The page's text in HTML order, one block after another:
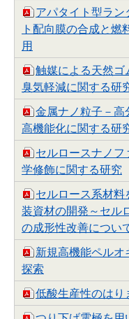
アパタイト型ラン
ト配向膜の合成と燃
用
触媒による天然
臭気軽減に関する研
金属ナノ粒子－高
高機能化に関する研
セルロースナノ
学修飾に関する研究
セルロース系材
装資材の開発～セル
の成形性改善につい
新規高機能ペル
探索
低酸生産性のはり